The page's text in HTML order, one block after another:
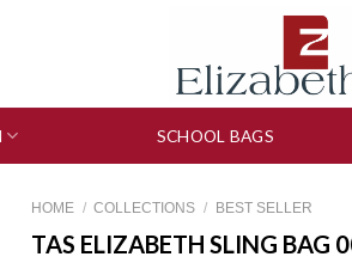
SCHOOL BAGS
HOME / COLLECTIONS / BEST SELLER
TAS ELIZABETH SLING BAG